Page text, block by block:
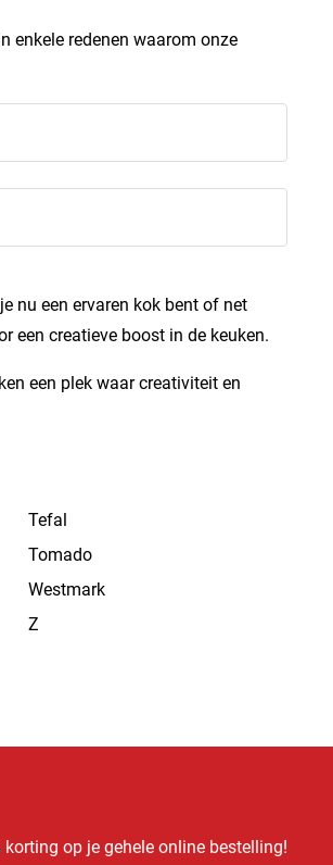
enkele redenen waarom onze
nu een ervaren kok bent of net
een creatieve boost in de keuken.
een plek waar creativiteit en
Tefal
Tomado
Westmark
Z
op je gehele online bestelling!